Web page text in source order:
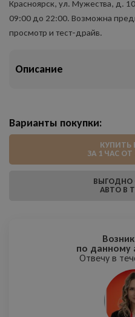
Красноярск, ул. Мужества, д.
09:00 до 22:00. Возможна
просмотр и тест-драйв.
Описание
по данному
Отвечу в
Варианты покупки:
КУПИТЬ
ЗА 1 ЧАС
ВЫГОДНО
АВТО В